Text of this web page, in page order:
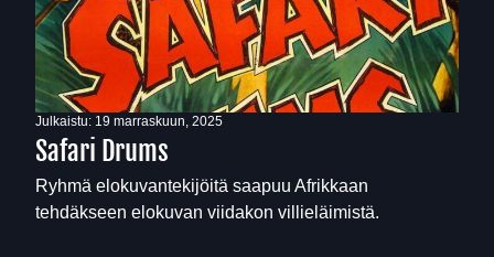
Julkaistu: 19 marraskuun, 2025
Safari Drums
Ryhmä elokuvantekijöitä saapuu Afrikkaan
tehdäkseen elokuvan viidakon villieläimistä.